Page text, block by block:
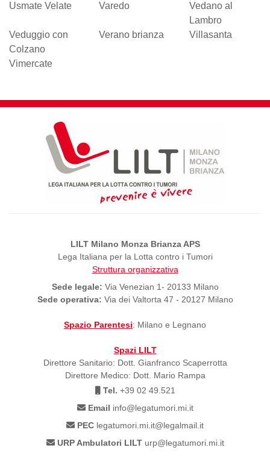
Usmate Velate
Varedo
Vedano al
Lambro
Veduggio con
Colzano
Verano brianza Villasanta
Vimercate
LILT Milano Monza Brianza APS
Lega Italiana per la Lotta contro i Tumori
Struttura organizzativa
Sede legale: Via Venezian 1- 20133 Milano
Sede operativa: Via dei Valtorta 47 - 20127 Milano
Spazio Parentesi: Milano e Legnano
Spazi LILT
Direttore Sanitario: Dott. Gianfranco Scaperrotta
Direttore Medico: Dott. Mario Rampa
Tel. +39 02 49.521
Email info@legatumori.mi.it
PEC legatumori.mi.it@legalmail.it
URP Ambulatori LILTurp@legatumori.mi.it